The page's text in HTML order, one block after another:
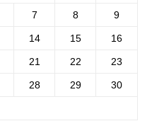
7 8 9
14 15 16
21 22 23
28 29 30